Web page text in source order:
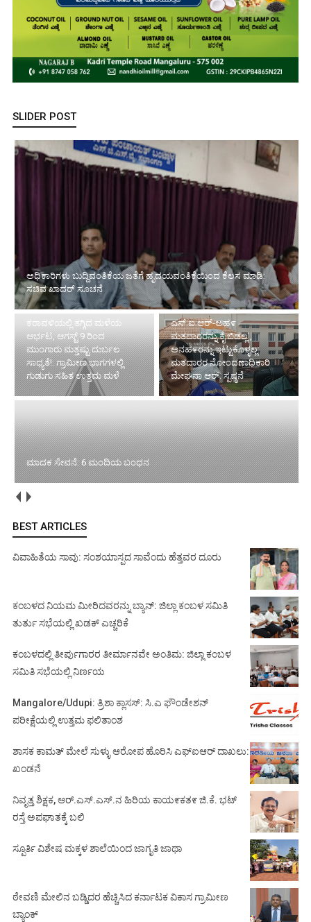
SLIDER POST
ಅಧಿಕಾರಿಗಳು ಬುದ್ದಿವಂತಿಕೆಯ ಜತೆಗೆ ಹೃದಯವಂತಿಕೆಯಿಂದ ಕೆಲಸ ಮಾಡಿ:
ಸಚಿವ ಖಾದರ್ ಸೂಚನೆ
ಕರಾವಳಿಯಲ್ಲಿ ತಗ್ಗಿದ ಮಳೆಯ
ಆರ್ಭಟ, ಆಗಸ್ಟ್ 9 ರಿಂದ
ಮುಂಗಾರು ಮತ್ತಷ್ಟು ದುರ್ಬಲ
ಸಾಧ್ಯತೆ!: ಗ್ರಾಮೀಣ ಭಾಗಗಳಲ್ಲಿ
ಗುಡುಗು ಸಹಿತ ಉತ್ತಮ ಮಳೆ
ಎಸ್.ಐ.ಆರ್-ಅಹ೯
ಮತದಾರರನ್ನು ಕೈ ಬಿಡಲ್ಲ',
ಅನಹ೯ರನ್ನು ಇಟ್ಟುಕೊಳ್ಳಲ್ಲ:
ಮತದಾರರ ನೋಂದಣಾಧಿಕಾರಿ
ಮೇಘನಾ ಆರ್. ಸ್ಪಷ್ಠನೆ
ಮಾದಕ ಸೇವನೆ: 6 ಮಂದಿಯ ಬಂಧನ
BEST ARTICLES
ವಿವಾಹಿತೆಯ ಸಾವು: ಸಂಶಯಾಸ್ಪದ ಸಾವೆಂದು ಹೆತ್ತವರ ದೂರು
ಕಂಬಳದ ನಿಯಮ ಮೀರಿದವರನ್ನು ಬ್ಯಾನ್: ಜಿಲ್ಲಾ ಕಂಬಳ ಸಮಿತಿ
ತುರ್ತು ಸಭೆಯಲ್ಲಿ ಖಡಕ್ ಎಚ್ಚರಿಕೆ
ಕಂಬಳದಲ್ಲಿ ತೀರ್ಪುಗಾರರ ತೀರ್ಮಾನವೇ ಅಂತಿಮ: ಜಿಲ್ಲಾ ಕಂಬಳ
ಸಮಿತಿ ಸಭೆಯಲ್ಲಿ ನಿರ್ಣಯ
Mangalore/Udupi: ತ್ರಿಶಾ ಕ್ಲಾಸಸ್: ಸಿ.ಎ ಫೌಂಡೇಶನ್
ಪರೀಕ್ಷೆಯಲ್ಲಿ ಉತ್ತಮ ಫಲಿತಾಂಶ
ಶಾಸಕ ಕಾಮತ್ ಮೇಲೆ ಸುಳ್ಳು ಆರೋಪ ಹೊರಿಸಿ ಎಫ್‌ಐಆರ್ ದಾಖಲು:
ಖಂಡನೆ
ನಿವೃತ್ತ ಶಿಕ್ಷಕ, ಆರ್.ಎಸ್.ಎಸ್.ನ ಹಿರಿಯ ಕಾಯ೯ಕತ೯ ಜಿ.ಕೆ. ಭಟ್
ರಸ್ತೆ ಅಪಘಾತಕ್ಕೆ ಬಲಿ
ಸ್ಪೂರ್ತಿ ವಿಶೇಷ ಮಕ್ಕಳ ಶಾಲೆಯಿಂದ ಜಾಗೃತಿ ಜಾಥಾ
ಠೇವಣಿ ಮೇಲಿನ ಬಡ್ಡಿದರ ಹೆಚ್ಚಿಸಿದ ಕರ್ನಾಟಕ ವಿಕಾಸ ಗ್ರಾಮೀಣ
ಬ್ಯಾಂಕ್